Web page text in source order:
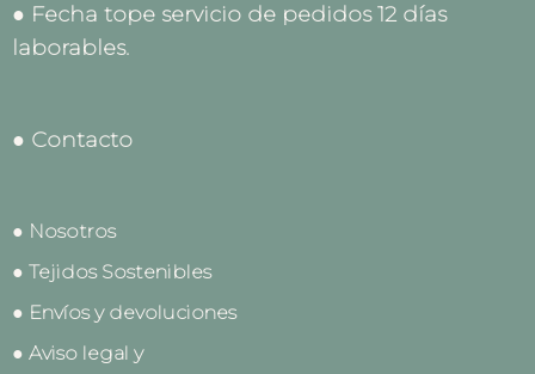
● Fecha tope servicio de pedidos 12 días
laborables.
● Contacto
● Nosotros
● Tejidos Sostenibles
● Envíos y devoluciones
● Aviso legal y